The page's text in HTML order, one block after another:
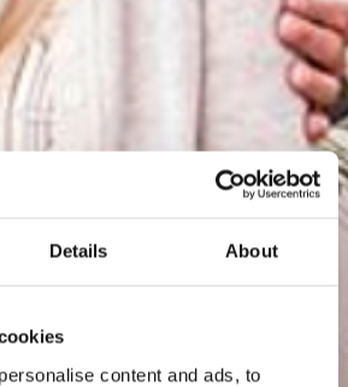
Details About
content and ads, to